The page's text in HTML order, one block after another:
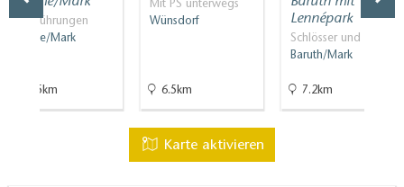
Stadtführungen
Dahme/Mark
28.5km
Mit PS unterwegs
Wünsdorf
6.5km
Lennépark
Schlösser und Parks
Baruth/Mark
7.2km
Karte aktivieren